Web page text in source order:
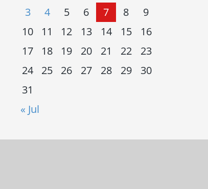
« Jul
3
4 5 6 7 8
9
10
11 12 13 14 15
16
17
18 19 20 21 22
23
24
25 26 27 28 29
30
31